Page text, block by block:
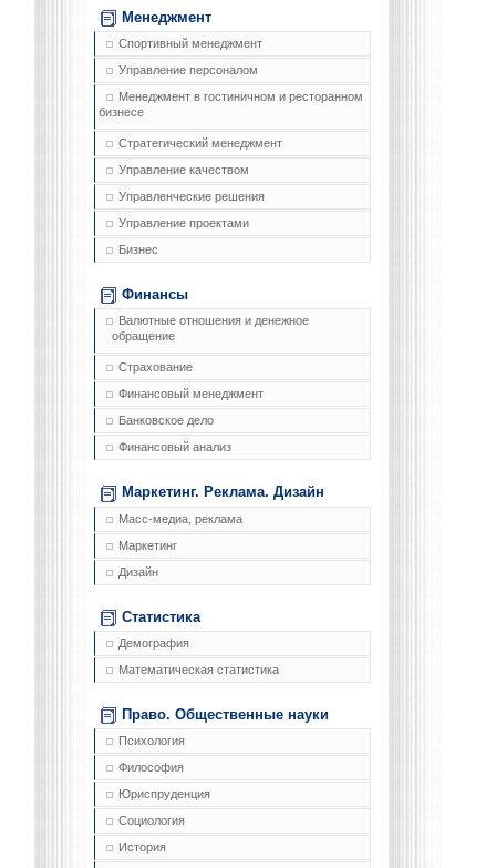
Менеджмент
Спортивный менеджмент
Управление персоналом
Менеджмент в гостиничном и ресторанном
бизнесе
Стратегический менеджмент
Управление качеством
Управленческие решения
Управление проектами
Бизнес
Финансы
Валютные отношения и денежное
обращение
Страхование
Финансовый менеджмент
Банковское дело
Финансовый анализ
Маркетинг. Реклама. Дизайн
Масс-медиа, реклама
Маркетинг
Дизайн
Статистика
Демография
Математическая статистика
Право. Общественные науки
Психология
Философия
Юриспруденция
Социология
История